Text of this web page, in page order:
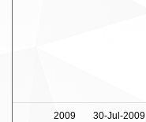
2009 30-Jul-2009